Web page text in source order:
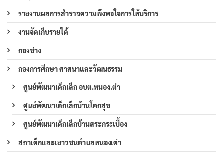
รายงานผลการสำรวจความพึงพอใจการให้บริการ
งานจัดเก็บรายได้
กองช่าง
กองการศึกษา ศาสนาและวัฒนธรรม
ศูนย์พัฒนาเด็กเล็ก อบต.หนองเต่า
ศูนย์พัฒนาเด็กเล็กบ้านโคกสุข
ศูนย์พัฒนาเด็กเล็กบ้านสระกระเบื้อง
สภาเด็กและเยาวชนตำบลหนองเต่า